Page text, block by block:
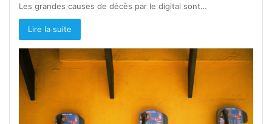
Les grandes causes de décès par le digital sont…
Lire la suite